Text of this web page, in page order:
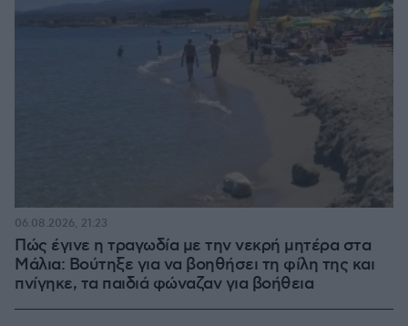
Πώς έγινε η τραγωδία με την νεκρή μητέρα στα
Μάλια: Βούτηξε για να βοηθήσει τη φίλη της και
πνίγηκε, τα παιδιά φώναζαν για βοήθεια
06.08.2026, 21:23